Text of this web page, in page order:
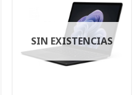
SIN EXISTENCIAS